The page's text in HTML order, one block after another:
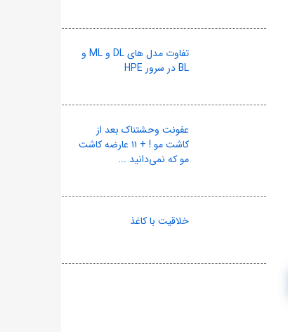
تفاوت مدل های DL و ML و
BL در سرور HPE
عفونت وحشتناک بعد از
کاشت مو ! + ۱۱ عارضه کاشت
مو که نمی‌دانید ...
خلاقیت با کاغذ